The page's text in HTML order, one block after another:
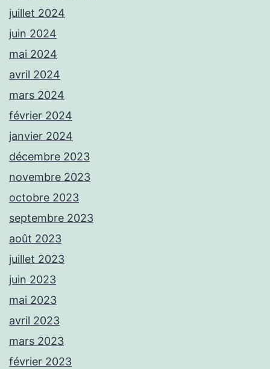
juillet 2024
juin 2024
mai 2024
avril 2024
mars 2024
février 2024
janvier 2024
décembre 2023
novembre 2023
octobre 2023
septembre 2023
août 2023
juillet 2023
juin 2023
mai 2023
avril 2023
mars 2023
février 2023